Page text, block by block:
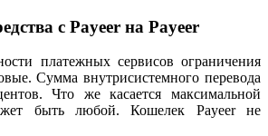
с Payeer на Payeer
платежных сервисов ограничения
Сумма внутрисистемного перевода
Что же касается максимальной
быть любой. Кошелек Payeer не